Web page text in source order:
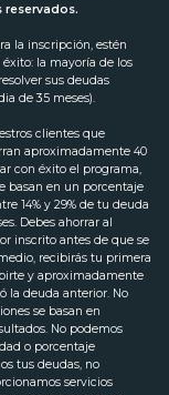
reservados.
la inscripción, estén
la mayoría de los
sus deudas
de 35 meses).
clientes que
aproximadamente 40
con éxito el programa,
basan en un porcentaje
14% y 29% de tu deuda
Debes ahorrar al
inscrito antes de que se
recibirás tu primera
y aproximadamente
la deuda anterior. No
se basan en
No podemos
o porcentaje
tus deudas, no
servicios